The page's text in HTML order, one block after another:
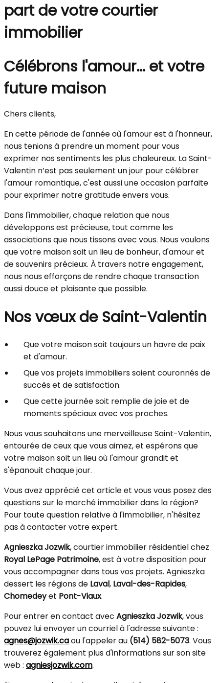
part de votre courtier
immobilier
Célébrons l'amour... et votre
future maison
Chers clients,
En cette période de l'année où l'amour est à l'honneur,
nous tenions à prendre un moment pour vous
exprimer nos sentiments les plus chaleureux. La Saint-
Valentin n’est pas seulement un jour pour célébrer
l'amour romantique, c'est aussi une occasion parfaite
pour exprimer notre gratitude envers vous.
Dans l'immobilier, chaque relation que nous
développons est précieuse, tout comme les
associations que nous tissons avec vous. Nous voulons
que votre maison soit un lieu de bonheur, d'amour et
de souvenirs précieux. À travers notre engagement,
nous nous efforçons de rendre chaque transaction
aussi douce et plaisante que possible.
Nos vœux de Saint-Valentin
Que votre maison soit toujours un havre de paix
et d'amour.
Que vos projets immobiliers soient couronnés de
succès et de satisfaction.
Que cette journée soit remplie de joie et de
moments spéciaux avec vos proches.
Nous vous souhaitons une merveilleuse Saint-Valentin,
entourée de ceux que vous aimez, et espérons que
votre maison soit un lieu où l'amour grandit et
s'épanouit chaque jour.
Vous avez apprécié cet article et vous vous posez des
questions sur le marché immobilier dans la région?
Pour toute question relative à l'immobilier, n'hésitez
pas à contacter votre expert.
Agnieszka Jozwik, courtier immobilier résidentiel chez
Royal LePage Patrimoine, est à votre disposition pour
vous accompagner dans tous vos projets. Agnieszka
dessert les régions de Laval, Laval-des-Rapides,
Chomedeyet Pont-Viaux.
Pour entrer en contact avec Agnieszka Jozwik, vous
pouvez lui envoyer un courriel à l'adresse suivante :
agnes@jozwik.caou l'appeler au (514) 582-5073. Vous
trouverez également plus d'informations sur son site
web : agniesjozwik.com.